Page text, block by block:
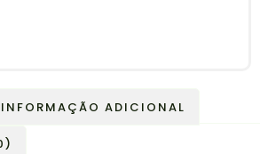
INFORMAÇÃO ADICIONAL